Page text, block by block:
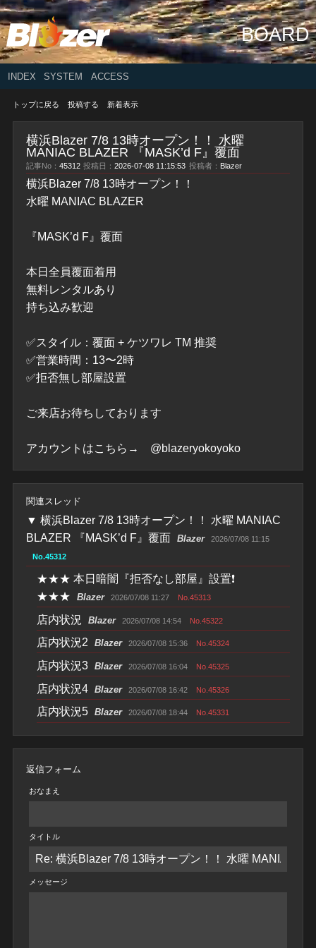
BOARD
INDEX SYSTEM ACCESS
トップに戻る 投稿する 新着表示
横浜Blazer 7/8 13時オープン！！ 水曜
MANIAC BLAZER 『MASK’d F』覆面
記事No： 45312 投稿日：2026-07-08 11:15:53 投稿者： Blazer
横浜Blazer 7/8 13時オープン！！
水曜 MANIAC BLAZER
『MASK’d F』覆面
本日全員覆面着用
無料レンタルあり
持ち込み歓迎
✅スタイル：覆面 + ケツワレ TM 推奨
✅営業時間：13〜2時
✅拒否無し部屋設置
ご来店お待ちしております
アカウントはこちら→ @blazeryokoyoko
関連スレッド
▼ 横浜Blazer 7/8 13時オープン！！ 水曜 MANIAC
BLAZER 『MASK’d F』覆面
Blazer 2026/07/08 11:15
No.45312
★★★ 本日暗闇『拒否なし部屋』設置❗
★★★
Blazer 2026/07/08 11:27 No.45313
店内状況 Blazer 2026/07/08 14:54 No.45322
店内状況2 Blazer 2026/07/08 15:36 No.45324
店内状況3 Blazer 2026/07/08 16:04 No.45325
店内状況4 Blazer 2026/07/08 16:42 No.45326
店内状況5 Blazer 2026/07/08 18:44 No.45331
返信フォーム
おなまえ
タイトル
メッセージ